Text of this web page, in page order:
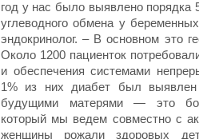
год у нас было выявлено порядка
углеводного обмена у
эндокринолог. – В основном это
Около 1200 пациенток
и обеспечения системами
1% из них диабет был
будущими матерями — это
который мы ведем совместно с
женщины рожали здоровых